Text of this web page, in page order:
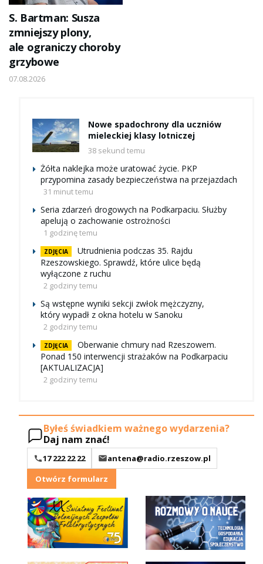
S. Bartman: Susza
zmniejszy plony,
ale ograniczy choroby
grzybowe
07.08.2026
Nowe spadochrony dla uczniów
mieleckiej klasy lotniczej
38 sekund temu
Żółta naklejka może uratować życie. PKP
przypomina zasady bezpieczeństwa na przejazdach
31 minut temu
Seria zdarzeń drogowych na Podkarpaciu. Służby
apelują o zachowanie ostrożności
1 godzinę temu
ZDJĘCIA
Utrudnienia podczas 35. Rajdu
Rzeszowskiego. Sprawdź, które ulice będą
wyłączone z ruchu
2 godziny temu
Są wstępne wyniki sekcji zwłok mężczyzny,
który wypadł z okna hotelu w Sanoku
2 godziny temu
ZDJĘCIA
Oberwanie chmury nad Rzeszowem.
Ponad 150 interwencji strażaków na Podkarpaciu
[AKTUALIZACJA]
2 godziny temu
Byłeś świadkiem ważnego wydarzenia?
Daj nam znać!
17 222 22 22
antena@radio.rzeszow.pl
Otwórz formularz